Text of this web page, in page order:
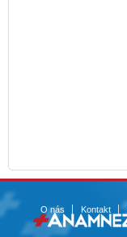
O nás Kontakt